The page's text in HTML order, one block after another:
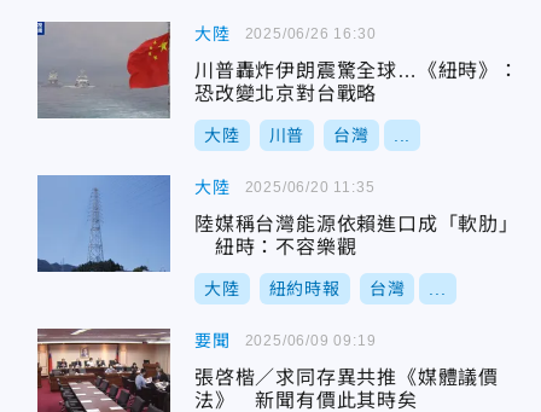
大陸
川普轟炸伊朗震驚全球…《紐時》：
恐改變北京對台戰略
大陸 川普 台灣
2025/06/26 16:30
大陸
陸媒稱台灣能源依賴進口成「軟肋」
紐時：不容樂觀
大陸 紐約時報 台灣
2025/06/20 11:35
要聞
張啓楷／求同存異共推《媒體議價
法》 新聞有價此其時矣
2025/06/09 09:19